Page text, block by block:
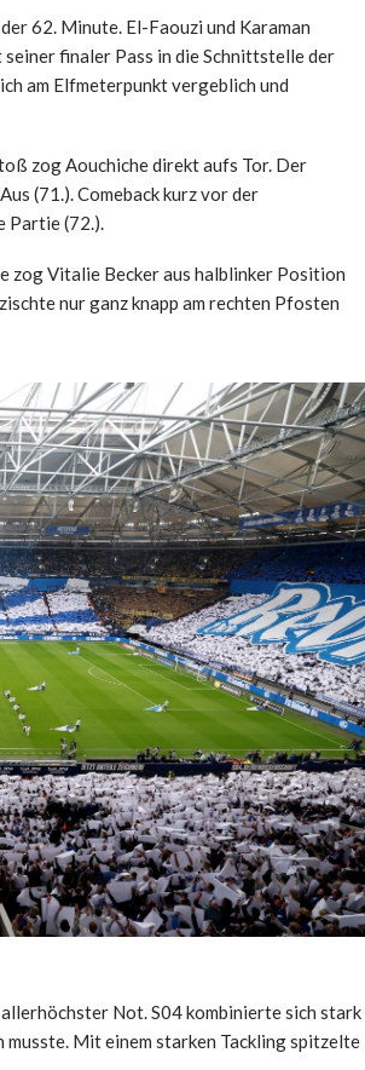
62. Minute. El-Faouzi und Karaman
finaler Pass in die Schnittstelle der
am Elfmeterpunkt vergeblich und
zog Aouchiche direkt aufs Tor. Der
(71.).Comeback kurz vor der
Partie (72.).
zog Vitalie Becker aus halblinker Position
nur ganz knapp am rechten Pfosten
Not. S04 kombinierte sich stark
musste. Mit einem starken Tackling spitzelte